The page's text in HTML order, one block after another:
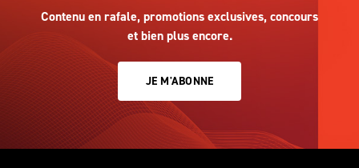
Contenu en rafale, promotions exclusives, concours
et bien plus encore.
JE M'ABONNE